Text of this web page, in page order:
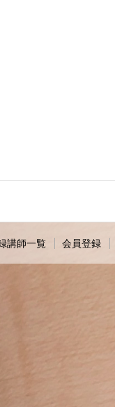
講師一覧 会員登録